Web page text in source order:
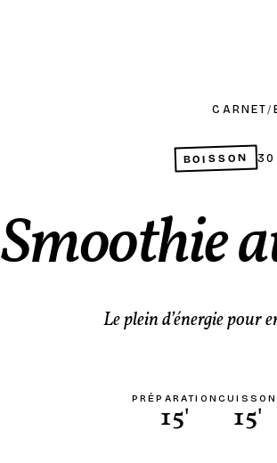
CARNET/
BOISSON 30
Smoothie
Le plein d’énergie pour
PRÉPARATION
15'
CUISSON
15'